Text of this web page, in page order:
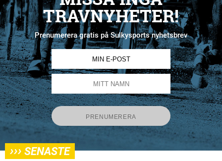
TRAVNYHETER!
Prenumerera gratis på Sulkysports nyhetsbrev
››› SENASTE